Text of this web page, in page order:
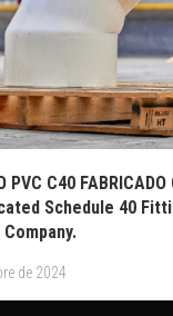
PVC C40 FABRICADO
Schedule 40
de 2024